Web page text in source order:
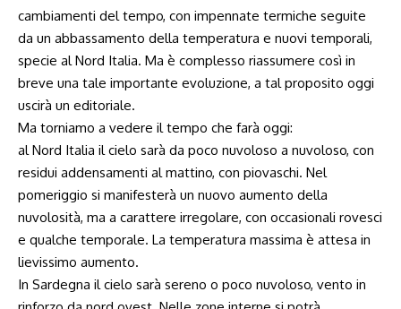
cambiamenti del tempo, con impennate termiche seguite
da un abbassamento della temperatura e nuovi temporali,
specie al Nord Italia. Ma è complesso riassumere così in
breve una tale importante evoluzione, a tal proposito oggi
uscirà un editoriale.
Ma torniamo a vedere il tempo che farà oggi:
al Nord Italia il cielo sarà da poco nuvoloso a nuvoloso, con
residui addensamenti al mattino, con piovaschi. Nel
pomeriggio si manifesterà un nuovo aumento della
nuvolosità, ma a carattere irregolare, con occasionali rovesci
e qualche temporale. La temperatura massima è attesa in
lievissimo aumento.
In Sardegna il cielo sarà sereno o poco nuvoloso, vento in